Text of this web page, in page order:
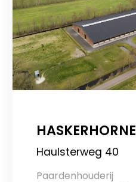
HASKERHORNE
Haulsterweg 40
Paardenhouderij